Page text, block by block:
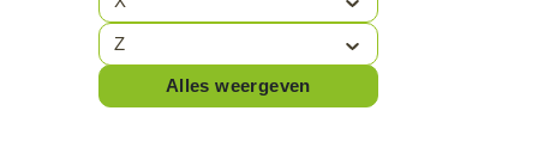
Z
Alles weergeven